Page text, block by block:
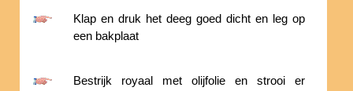
Klap en druk het deeg goed dicht en leg op
een bakplaat
Bestrijk royaal met olijfolie en strooi er